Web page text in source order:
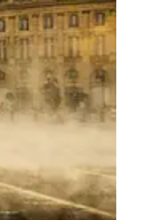
en faisant glisser.